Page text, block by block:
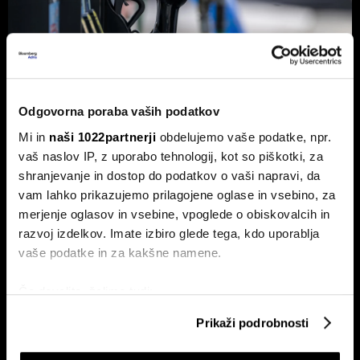
Odgovorna poraba vaših podatkov
Mi in naši 1022partnerji obdelujemo vaše podatke, npr.
vaš naslov IP, z uporabo tehnologij, kot so piškotki, za
shranjevanje in dostop do podatkov o vaši napravi, da
vam lahko prikazujemo prilagojene oglase in vsebino, za
merjenje oglasov in vsebine, vpoglede o obiskovalcih in
razvoj izdelkov. Imate izbiro glede tega, kdo uporablja
vaše podatke in za kakšne namene.
Če dovolite, želimo tudi:
Zbirati informacije o vaši geografski lokaciji, ki so
Identificirati napravo z aktivnim preverjanjem
Prikaži podrobnosti
Od kod prihaja dizel v Slovenijo in ali
bo cena še naprej rasla
Od začetka leta se je sod surove nafte brent podražil za
več kot 30 odstotkov. A potrošniki na bencinskih črpalkah
ne kupujejo surove nafte, temveč njihove derivate.